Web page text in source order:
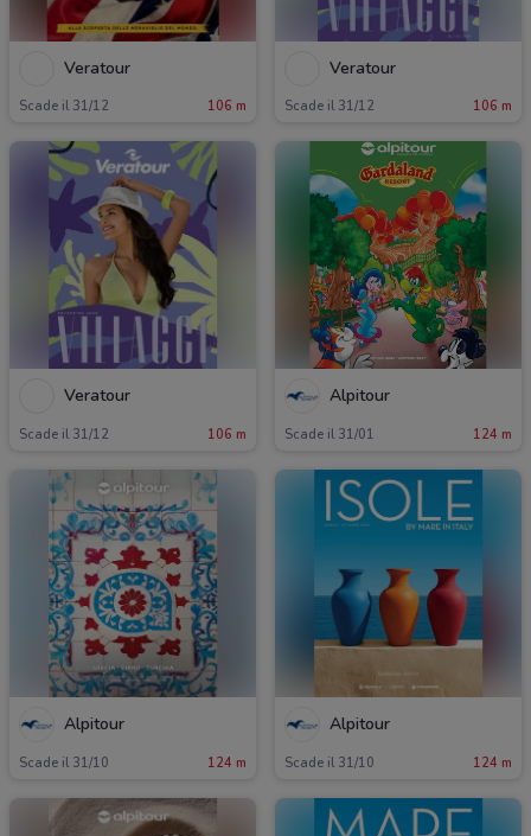
Veratour
Scade il 31/12 106 m
Veratour
Scade il 31/12 106 m
Veratour
Scade il 31/12 106 m
Alpitour
Scade il 31/01 124 m
Alpitour
Scade il 31/10 124 m
Alpitour
Scade il 31/10 124 m